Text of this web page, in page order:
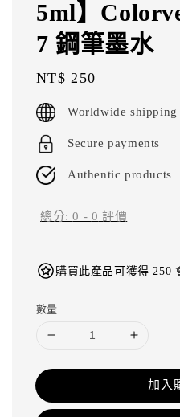
5ml】
7 鋼筆墨水
Regular
price
NT$ 250
Worldwide shipping
Secure payments
Authentic products
總分:0 - 0 評價
購買此產品可獲得 250
數量
加入